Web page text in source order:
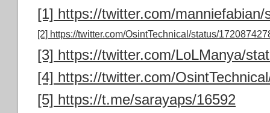
[1] https://twitter.com/
[2] https://twitter.com/OsintTechnical/status/
[3] https://twitter.com/LoLManya/
[4] https://twitter.com/
[5] https://t.me/sarayaps/16592